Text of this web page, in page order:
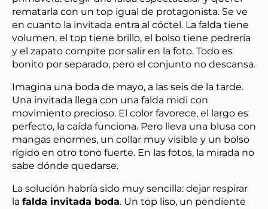
rematarla con un top igual de protagonista. Se ve
en cuanto la invitada entra al cóctel. La falda tiene
volumen, el top tiene brillo, el bolso tiene pedrería
y el zapato compite por salir en la foto. Todo es
bonito por separado, pero el conjunto no descansa.
Imagina una boda de mayo, a las seis de la tarde.
Una invitada llega con una falda midi con
movimiento precioso. El color favorece, el largo es
perfecto, la caída funciona. Pero lleva una blusa con
mangas enormes, un collar muy visible y un bolso
rígido en otro tono fuerte. En las fotos, la mirada no
sabe dónde quedarse.
La solución habría sido muy sencilla: dejar respirar
la falda invitada boda. Un top liso, un pendiente